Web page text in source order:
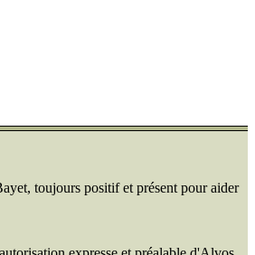
toujours positif et présent pour aider